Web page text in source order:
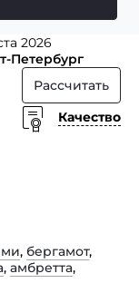
2026
Петербург
Рассчитать
Качество
, бергамот,
, амбретта,